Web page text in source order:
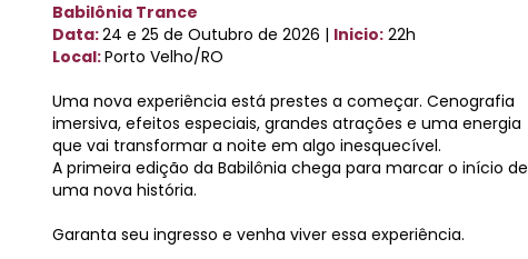
Babilônia Trance
Data:24 e 25 de Outubro de 2026 | Inicio: 22h
Local:Porto Velho/RO
Uma nova experiência está prestes a começar. Cenografia
imersiva, efeitos especiais, grandes atrações e uma energia
que vai transformar a noite em algo inesquecível.
A primeira edição da Babilônia chega para marcar o início de
uma nova história.
Garanta seu ingresso e venha viver essa experiência.